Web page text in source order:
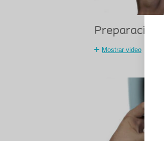
Preparación
Mostrar video